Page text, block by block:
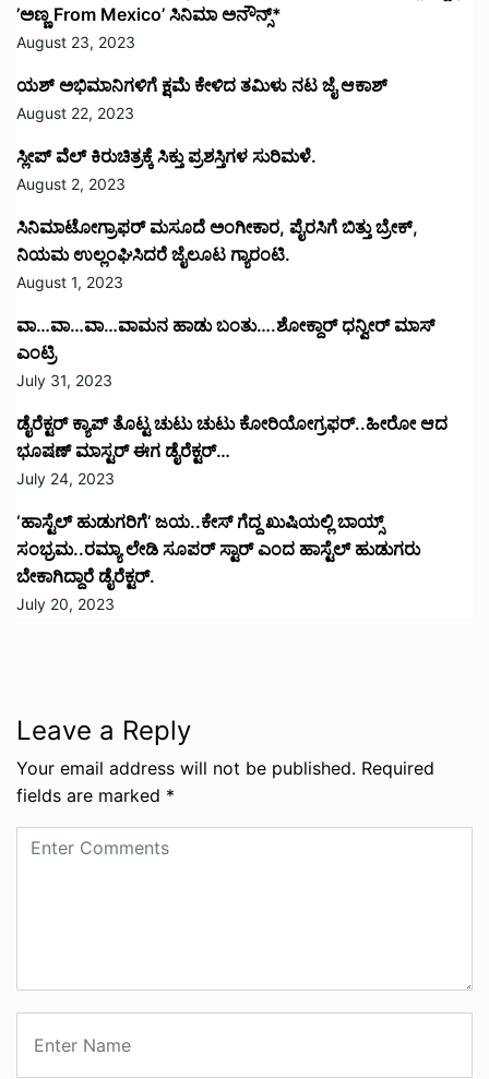
’ಅಣ್ಣ From Mexico’ ಸಿನಿಮಾ ಅನೌನ್ಸ್*
August 23, 2023
ಯಶ್ ಅಭಿಮಾನಿಗಳಿಗೆ ಕ್ಷಮೆ ಕೇಳಿದ ತಮಿಳು ನಟ ಜೈ ಆಕಾಶ್
August 22, 2023
ಸ್ಲೀಪ್ ವೆಲ್ ಕಿರುಚಿತ್ರಕ್ಕೆ ಸಿಕ್ತು ಪ್ರಶಸ್ತಿಗಳ ಸುರಿಮಳೆ.
August 2, 2023
ಸಿನಿಮಾಟೋಗ್ರಾಫರ್ ಮಸೂದೆ ಅಂಗೀಕಾರ, ಪೈರಸಿಗೆ ಬಿತ್ತು ಬ್ರೇಕ್,
ನಿಯಮ ಉಲ್ಲಂಘಿಸಿದರೆ ಜೈಲೂಟ ಗ್ಯಾರಂಟಿ.
August 1, 2023
ವಾ…ವಾ…ವಾ…ವಾಮನ ಹಾಡು ಬಂತು….ಶೋಕ್ದಾರ್ ಧನ್ವೀರ್ ಮಾಸ್
ಎಂಟ್ರಿ
July 31, 2023
ಡೈರೆಕ್ಟರ್ ಕ್ಯಾಪ್ ತೊಟ್ಟ ಚುಟು ಚುಟು ಕೋರಿಯೋಗ್ರಫರ್..ಹೀರೋ ಆದ
ಭೂಷಣ್ ಮಾಸ್ಟರ್ ಈಗ ಡೈರೆಕ್ಟರ್…
July 24, 2023
‘ಹಾಸ್ಟೆಲ್ ಹುಡುಗರಿಗೆ’ ಜಯ..ಕೇಸ್ ಗೆದ್ದ ಖುಷಿಯಲ್ಲಿ ಬಾಯ್ಸ್
ಸಂಭ್ರಮ..ರಮ್ಯಾ ಲೇಡಿ ಸೂಪರ್ ಸ್ಟಾರ್ ಎಂದ ಹಾಸ್ಟೆಲ್ ಹುಡುಗರು
ಬೇಕಾಗಿದ್ದಾರೆ ಡೈರೆಕ್ಟರ್.
July 20, 2023
Leave a Reply
Your email address will not be published. Required
fields are marked *